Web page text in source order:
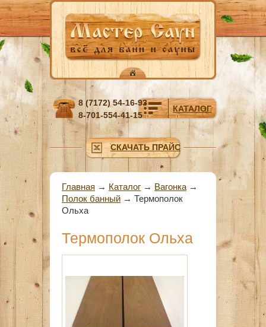
Перейти к основному содержанию
КАТАЛОГ
8 (7172) 54-16-93
8-701-554-41-15
СКАЧАТЬ ПРАЙС
Вы здесь
Главная → Каталог → Вагонка →
Полок банный → Термополок
Ольха
Термополок Ольха